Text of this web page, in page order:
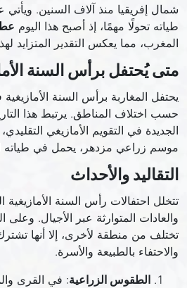
طياته تحولًا مهمًا، إذ أصبح هذا اليوم
المغرب، مما يعكس التقدير المتزايد
متى يُحتفل برأس السنة
يحتفل المغاربة برأس السنة
حسب اختلاف المناطق. يرتبط هذا
الجديدة في التقويم الأمازيغي
موسم زراعي مزدهر، يحمل في طياته
التقاليد والأحداث
تتخلل احتفالات رأس السنة
والعادات المتوارثة عبر الأجيال. وعلى
تختلف من منطقة لأخرى، إلا أنها
والاحتفاء بالطبيعة والأسرة.
الطقوس الزراعية: في القرى